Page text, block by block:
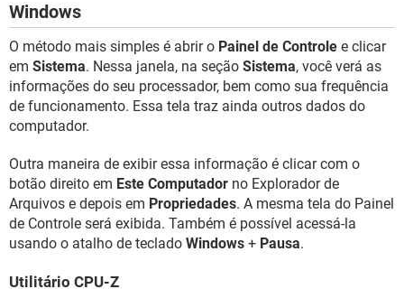
Windows
O método mais simples é abrir o Painel de Controle e clicar
em Sistema. Nessa janela, na seção Sistema, você verá as
informações do seu processador, bem como sua frequência
de funcionamento. Essa tela traz ainda outros dados do
computador.
Outra maneira de exibir essa informação é clicar com o
botão direito em Este Computador no Explorador de
Arquivos e depois em Propriedades. A mesma tela do Painel
de Controle será exibida. Também é possível acessá-la
usando o atalho de teclado Windows + Pausa.
Utilitário CPU-Z